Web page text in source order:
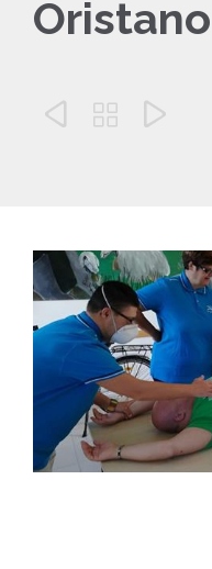
Oristano
  